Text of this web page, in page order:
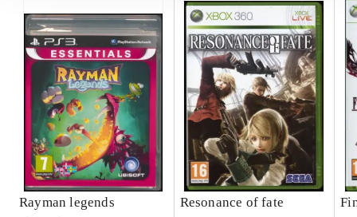
Rayman legends
Resonance of fate